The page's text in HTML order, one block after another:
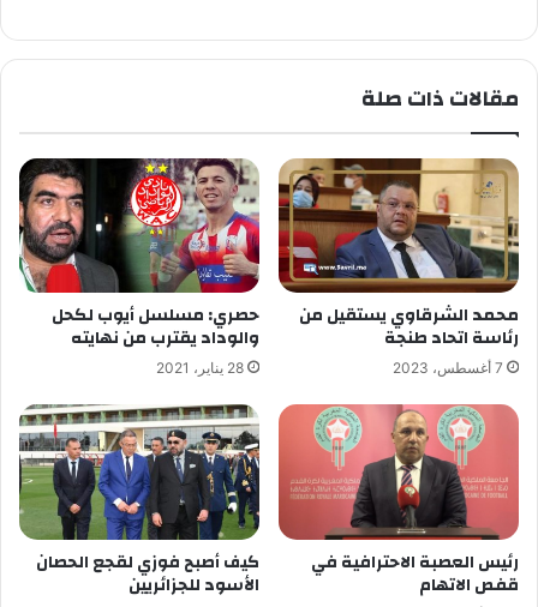
مقالات ذات صلة
محمد الشرقاوي يستقيل من
رئاسة اتحاد طنجة
7 أغسطس، 2023
حصري: مسلسل أيوب لكحل
والوداد يقترب من نهايته
28 يناير، 2021
رئيس العصبة الاحترافية في
قفص الاتهام
كيف أصبح فوزي لقجع الحصان
الأسود للجزائريين